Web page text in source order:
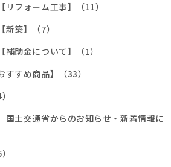
フォーム工事】（11）
築】（7）
助金について】（1）
すめ商品】（33）
土交通省からのお知らせ・新着情報に